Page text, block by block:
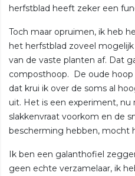
herfstblad heeft zeker een
Toch maar opruimen, ik heb
het herfstblad zoveel
van de vaste planten af. Dat
composthoop. De oude
dat krui ik over de soms al
uit. Het is een experiment, nu
slakkenvraat voorkom en de
bescherming hebben, mocht
Ik ben een galanthofiel
geen echte verzamelaar, ik